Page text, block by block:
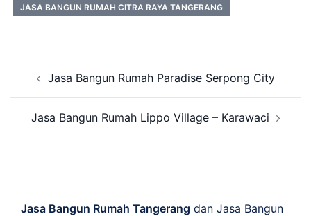
JASA BANGUN RUMAH CITRA RAYA TANGERANG
navigation
Jasa Bangun Rumah Paradise Serpong City
Jasa Bangun Rumah Lippo Village – Karawaci
Jasa Bangun Rumah Tangerang dan Jasa Bangun